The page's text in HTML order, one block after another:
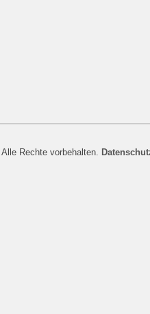
Alle Rechte vorbehalten.